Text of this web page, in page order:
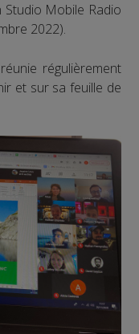
Studio Mobile Radio
2022).
régulièrement
et sur sa feuille de